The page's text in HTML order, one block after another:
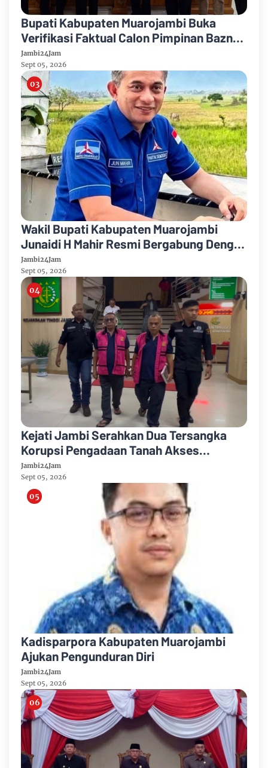
Bupati Kabupaten Muarojambi Buka
Verifikasi Faktual Calon Pimpinan Baznas
Tahun 2026-2031
Jambi24Jam
Sept 05, 2026
Wakil Bupati Kabupaten Muarojambi
Junaidi H Mahir Resmi Bergabung Dengan
Partai Demikrat
Jambi24Jam
Sept 05, 2026
Kejati Jambi Serahkan Dua Tersangka
Korupsi Pengadaan Tanah Akses
Pelabuhan Ujung Jabung Ke Penuntut
Umum
Jambi24Jam
Sept 05, 2026
Kadisparpora Kabupaten Muarojambi
Ajukan Pengunduran Diri
Jambi24Jam
Sept 05, 2026